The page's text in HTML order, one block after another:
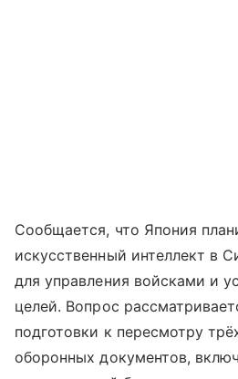
Сообщается, что Япония
искусственный интеллект в
для управления войсками и
целей. Вопрос
подготовки к пересмотру
оборонных документов,